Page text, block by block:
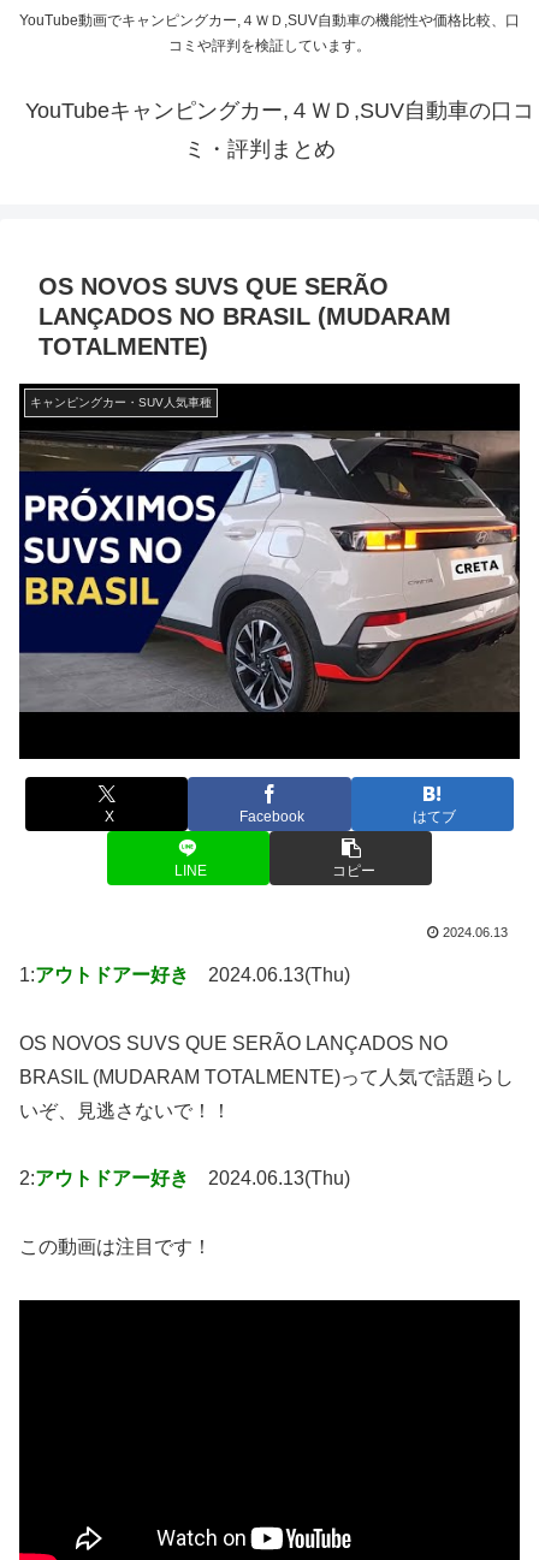
YouTube動画でキャンピングカー,４ＷＤ,SUV自動車の機能性や価格比較、口
コミや評判を検証しています。
YouTubeキャンピングカー,４ＷＤ,SUV自動車の口コ
ミ・評判まとめ
OS NOVOS SUVS QUE SERÃO
LANÇADOS NO BRASIL (MUDARAM
TOTALMENTE)
キャンピングカー・SUV人気車種
X Facebook はてブ
LINE コピー
2024.06.13
1:アウトドアー好き 2024.06.13(Thu)
OS NOVOS SUVS QUE SERÃO LANÇADOS NO
BRASIL (MUDARAM TOTALMENTE)って人気で話題らし
いぞ、見逃さないで！！
2:アウトドアー好き 2024.06.13(Thu)
この動画は注目です！